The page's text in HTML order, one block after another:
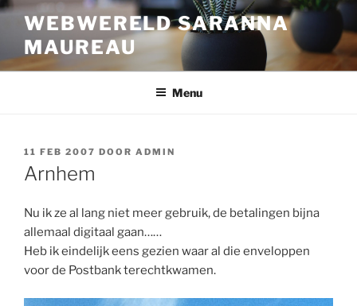
Ga
inhoud
WEBWERELD SARANNA
MAUREAU
Menu
GEPLAATST
OP
11 FEB 2007 DOOR ADMIN
Arnhem
Nu ik ze al lang niet meer gebruik, de betalingen bijna
allemaal digitaal gaan……
Heb ik eindelijk eens gezien waar al die enveloppen
voor de Postbank terechtkwamen.